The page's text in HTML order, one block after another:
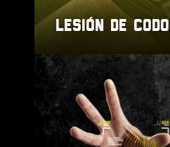
LESIÓN DE CODO